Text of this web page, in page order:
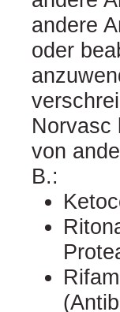
andere
oder
Norvasc
von
B.: